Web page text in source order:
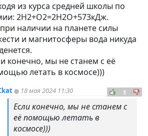
из курса средней школы по
2Н2+О2=2Н2О+573кДж.
наличии на планете силы
и магнитосферы вода никуда
конечно, мы не станем с её
летать в космосе)))
18 мая 2024 11:30 0
Если конечно, мы не станем с
её помощью летать в
космосе)))